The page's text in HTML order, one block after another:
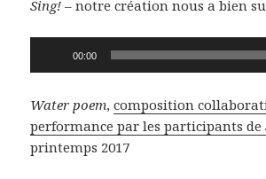
Sing!– notre création nous a bien
audio
00:00
Water poem,composition
performance par les participants de
printemps 2017